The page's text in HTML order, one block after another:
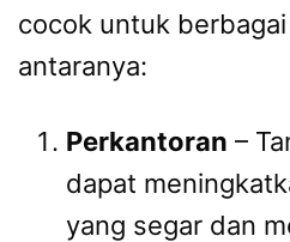
cocok untuk
antaranya:
Perkantoran –
dapat
yang segar dan